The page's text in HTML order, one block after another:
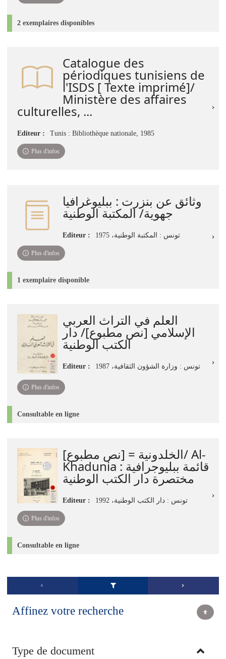
2 exemplaires disponibles
Catalogue des
périodiques tunisiens de
l'ISDS [ Texte imprimé]/
Ministère des affaires
culturelles, ...
Editeur : Tunis : Bibliothèque nationale, 1985
Plus d'infos
وثائق عن بنزرت : ببليوغرافيا
جهوية/ المكتبة الوطنية
Editeur : تونس : المكتبة الوطنية، 1975
Plus d'infos
1 exemplaire disponible
العلم في التراث العربي
الإسلامي [نص مطبوع]/ دار
الكتب الوطنية
Editeur : تونس : وزارة الشؤون الثقافية، 1987
Plus d'infos
Consultable en ligne
الخلدونية = [نص مطبوع]/ Al-
Khadunia : قائمة ببليوجرافية
مختصرة دار الكتب الوطنية
Editeur : تونس : دار الكتب الوطنية، 1992
Plus d'infos
Consultable en ligne
Affinez votre recherche
Type de document